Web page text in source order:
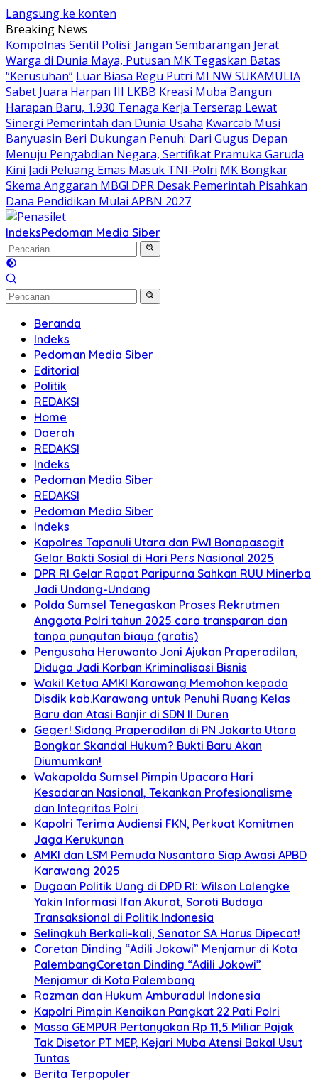
Langsung ke konten
Breaking News
Kompolnas Sentil Polisi: Jangan Sembarangan Jerat
Warga di Dunia Maya, Putusan MK Tegaskan Batas
“Kerusuhan” Luar Biasa Regu Putri MI NW SUKAMULIA
Sabet Juara Harpan III LKBB Kreasi Muba Bangun
Harapan Baru, 1.930 Tenaga Kerja Terserap Lewat
Sinergi Pemerintah dan Dunia Usaha Kwarcab Musi
Banyuasin Beri Dukungan Penuh: Dari Gugus Depan
Menuju Pengabdian Negara, Sertifikat Pramuka Garuda
Kini Jadi Peluang Emas Masuk TNI-Polri MK Bongkar
Skema Anggaran MBG! DPR Desak Pemerintah Pisahkan
Dana Pendidikan Mulai APBN 2027
IndeksPedoman Media Siber
Beranda
Indeks
Pedoman Media Siber
Editorial
Politik
REDAKSI
Home
Daerah
REDAKSI
Indeks
Pedoman Media Siber
REDAKSI
Pedoman Media Siber
Indeks
Kapolres Tapanuli Utara dan PWI Bonapasogit
Gelar Bakti Sosial di Hari Pers Nasional 2025
DPR RI Gelar Rapat Paripurna Sahkan RUU Minerba
Jadi Undang-Undang
Polda Sumsel Tenegaskan Proses Rekrutmen
Anggota Polri tahun 2025 cara transparan dan
tanpa pungutan biaya (gratis)
Pengusaha Heruwanto Joni Ajukan Praperadilan,
Diduga Jadi Korban Kriminalisasi Bisnis
Wakil Ketua AMKI Karawang Memohon kepada
Disdik kab.Karawang untuk Penuhi Ruang Kelas
Baru dan Atasi Banjir di SDN II Duren
Geger! Sidang Praperadilan di PN Jakarta Utara
Bongkar Skandal Hukum? Bukti Baru Akan
Diumumkan!
Wakapolda Sumsel Pimpin Upacara Hari
Kesadaran Nasional, Tekankan Profesionalisme
dan Integritas Polri
Kapolri Terima Audiensi FKN, Perkuat Komitmen
Jaga Kerukunan
AMKI dan LSM Pemuda Nusantara Siap Awasi APBD
Karawang 2025
Dugaan Politik Uang di DPD RI: Wilson Lalengke
Yakin Informasi Ifan Akurat, Soroti Budaya
Transaksional di Politik Indonesia
Selingkuh Berkali-kali, Senator SA Harus Dipecat!
Coretan Dinding “Adili Jokowi” Menjamur di Kota
PalembangCoretan Dinding “Adili Jokowi”
Menjamur di Kota Palembang
Razman dan Hukum Amburadul Indonesia
Kapolri Pimpin Kenaikan Pangkat 22 Pati Polri
Massa GEMPUR Pertanyakan Rp 11,5 Miliar Pajak
Tak Disetor PT MEP, Kejari Muba Atensi Bakal Usut
Tuntas
Berita Terpopuler